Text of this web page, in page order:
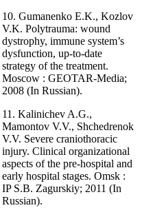
10. Gumanenko E.K., Kozlov
V.K. Polytrauma: wound
dystrophy, immune system’s
dysfunction, up-to-date
strategy of the treatment.
Moscow : GEOTAR-Media;
2008 (In Russian).
11. Kalinichev A.G.,
Mamontov V.V., Shchedrenok
V.V. Severe craniothoracic
injury. Clinical organizational
aspects of the pre-hospital and
early hospital stages. Omsk :
IP S.B. Zagurskiy; 2011 (In
Russian).